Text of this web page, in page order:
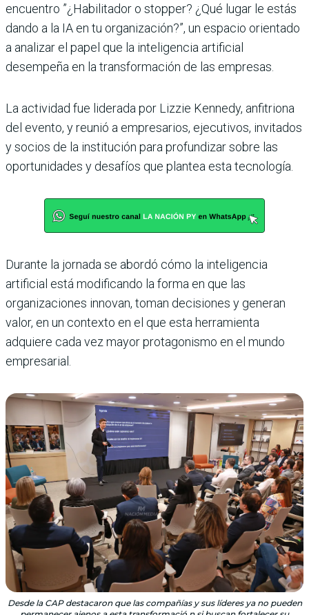
encuentro ”¿Habilitador o stopper? ¿Qué lugar le estás
dando a la IA en tu organización?”, un espacio orientado
a analizar el papel que la inteligencia artificial
desempeña en la transformación de las empresas.
La actividad fue liderada por Lizzie Kennedy, anfitriona
del evento, y reunió a empresarios, ejecutivos, invitados
y socios de la institución para profundizar sobre las
oportunidades y desafíos que plantea esta tecnología.
Durante la jornada se abordó cómo la inteligencia
artificial está modificando la forma en que las
organizaciones innovan, toman decisiones y generan
valor, en un contexto en el que esta herramienta
adquiere cada vez mayor protagonismo en el mundo
empresarial.
Desde la CAP destacaron que las compañías y sus líderes ya no pueden